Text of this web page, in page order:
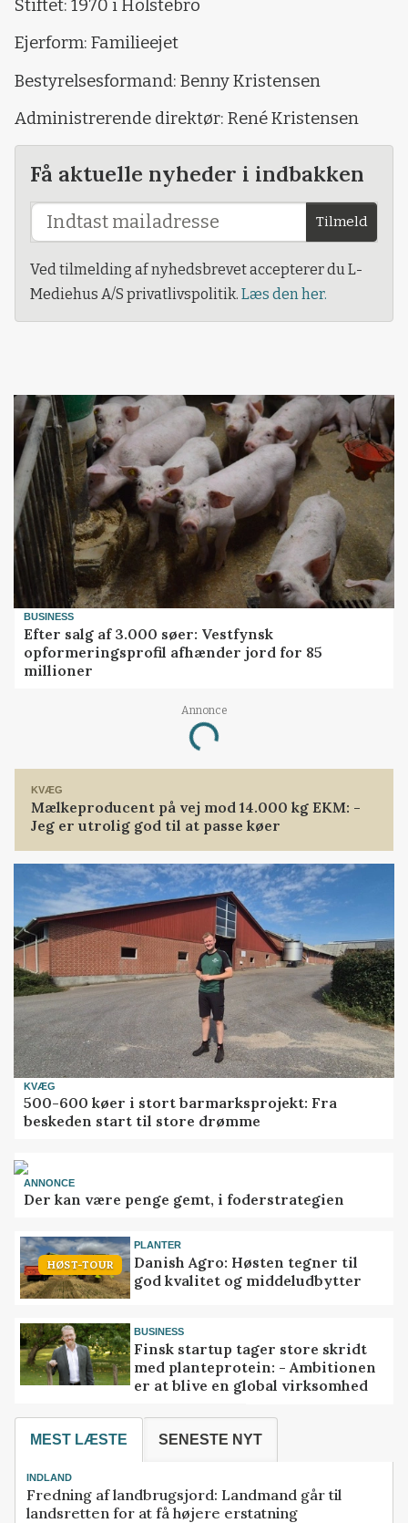
Stiftet: 1970 i Holstebro
Ejerform: Familieejet
Bestyrelsesformand: Benny Kristensen
Administrerende direktør: René Kristensen
Få aktuelle nyheder i indbakken
Tilmeld
Ved tilmelding af nyhedsbrevet accepterer du L-
Mediehus A/S privatlivspolitik. Læs den her.
BUSINESS
Efter salg af 3.000 søer: Vestfynsk
opformeringsprofil afhænder jord for 85
millioner
Annonce
Loading...
KVÆG
Mælkeproducent på vej mod 14.000 kg EKM: -
Jeg er utrolig god til at passe køer
KVÆG
500-600 køer i stort barmarksprojekt: Fra
beskeden start til store drømme
ANNONCE
Der kan være penge gemt, i foderstrategien
HØST-TOUR
PLANTER
Danish Agro: Høsten tegner til
god kvalitet og middeludbytter
BUSINESS
Finsk startup tager store skridt
med planteprotein: - Ambitionen
er at blive en global virksomhed
MEST LÆSTE SENESTE NYT
INDLAND
Fredning af landbrugsjord: Landmand går til
landsretten for at få højere erstatning